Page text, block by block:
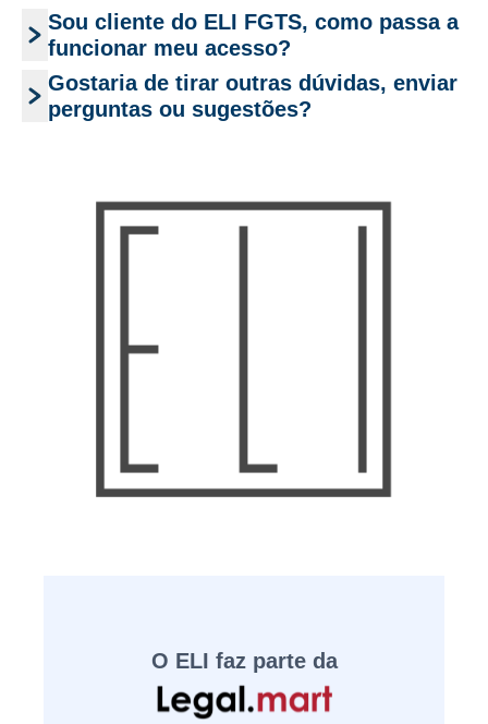
Sou cliente do ELI FGTS, como passa a
funcionar meu acesso?
Gostaria de tirar outras dúvidas, enviar
perguntas ou sugestões?
O ELI faz parte da